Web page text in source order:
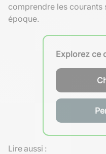
comprendre les
époque.
Explorez ce
Lire aussi :